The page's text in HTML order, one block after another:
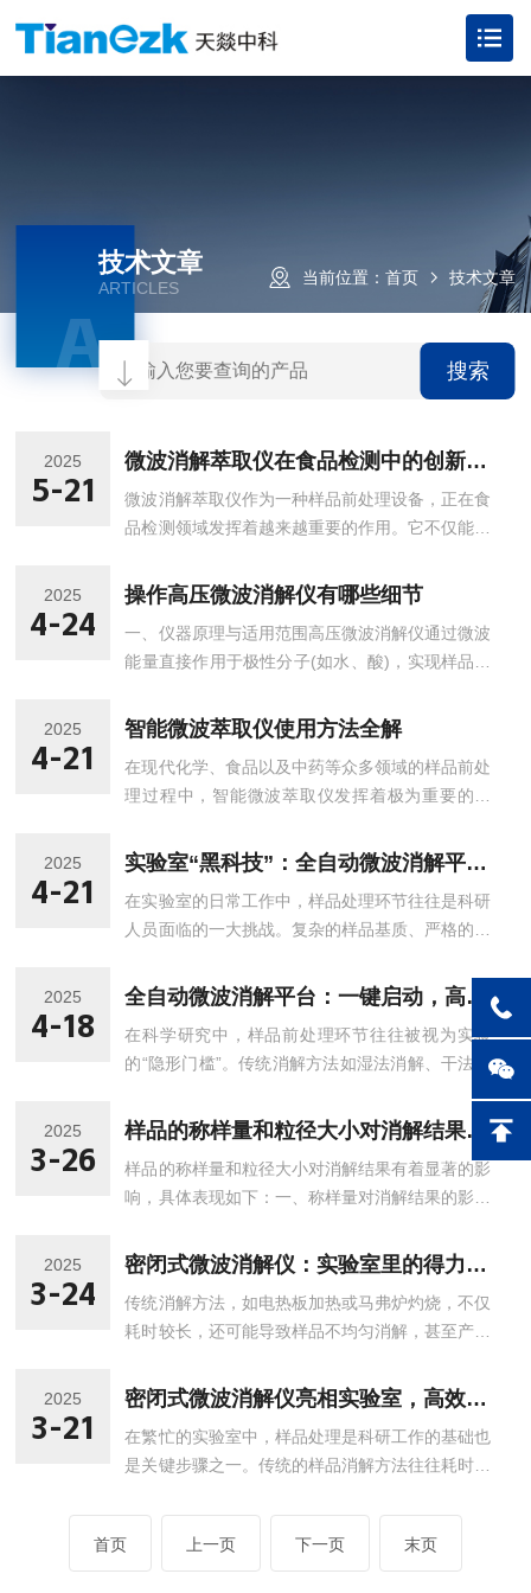
当前位置： 首页 技术文章
A
技术文章
ARTICLES
搜索
2025
5-21
微波消解萃取仪在食品检测中的创新应用
微波消解萃取仪作为一种样品前处理设备，正在食
品检测领域发挥着越来越重要的作用。它不仅能够
和准确性，为食品安全保障提供了有力支持。一、
高温高压条件下迅速分解，从而实现目标成分的高
效提取。与传统的湿法消解和索氏萃取等方法相
消解能够在短时间内完成样品的分解，大大缩短了
样品前处理的时间。例如，传统湿法消解可能需要
数小时甚至更长时间，而微波消解通常只需几分...
2025
4-24
操作高压微波消解仪有哪些细节
一、仪器原理与适用范围高压微波消解仪通过微波
能量直接作用于极性分子(如水、酸)，实现样品快
(如纯水在200℃时饱和蒸气压达1.5MPa)，使难溶
土壤、沉积物、植物、塑料、电子电路板等固体样
品，以及血液、乳液等生物样品的前处理。二、操
转盘/传动装置润滑正常-检查压力/温度传感器校准
标签(有效期内)-验证急停开关、泄压阀功能正常2.
试剂准备-优级纯硝...
2025
4-21
智能微波萃取仪使用方法全解
在现代化学、食品以及中药等众多领域的样品前处
理过程中，智能微波萃取仪发挥着极为重要的作
和分析工作带来了极大的便利。在使用之前，首先
剂要根据待萃取样品的性质来挑选，例如极性样品
可选择极性溶剂，非极性样品则对应非极性溶剂。
产生干扰。将经过粉碎或适当预处理的样品准确称
量后放入萃取罐中，并加入选定的溶剂，一般溶剂
要能浸没样品，以保证萃取效果。接下来是仪器...
2025
4-21
实验室“黑科技”：全自动微波消解平台如何破解样品处理难题
在实验室的日常工作中，样品处理环节往往是科研
人员面临的一大挑战。复杂的样品基质、严格的消
为一项既耗时又费力的工作。然而，随着科技的不
提供了全新的解决方案，成为实验室中的“黑科
技”。一、简化流程，提升效率传统的样品消解方
法往往需要繁琐的步骤和长时间的等待，不仅效率
低下，还容易引入人为误差。而全自动微波消解平
台通过集成化的设计，将样品称量、加酸、消解、
冷却等步骤融为一体，实现了样品处理的全自动...
2025
4-18
全自动微波消解平台：一键启动，高效解锁样品元素分析新路径
在科学研究中，样品前处理环节往往被视为实验
的“隐形门槛”。传统消解方法如湿法消解、干法灰
酸环境导致样品损失或污染，进而影响分析结果的
其“一键启动的智能化设计，为实验室样品元素分
析开辟了一条高效、精准的新路径。1.从繁琐到便
员需手动控制温度、压力、反应时间等多个参数，
稍有不慎便可能前功尽弃。全自动微波消解平台通
过集成化设计，将繁琐的操作流程浓缩为“一键...
2025
3-26
样品的称样量和粒径大小对消解结果有何影响？
样品的称样量和粒径大小对消解结果有着显著的影
响，具体表现如下：一、称样量对消解结果的影响
过消解体系所能承受的最大量时，可能会导致样品
与大量的样品充分反应。例如在微波消解中，过多
的样品可能会吸收大部分微波能量，使得消解环境
液中仍存在未分解的固体颗粒。（2）称样量过
少：称样量过少可能会导致检测结果的不准确。因
为在这种情况下，样品可能无法代表整个批次的...
2025
3-24
密闭式微波消解仪：实验室里的得力助手，让复杂样品消解变得简单高效！
传统消解方法，如电热板加热或马弗炉灼烧，不仅
耗时较长，还可能导致样品不均匀消解，甚至产生
种名为密闭式微波消解仪的先进设备正逐步成为实
复杂样品的消解开辟了新天地。密闭式微波消解
仪，顾名思义，其核心在于“密闭”与“微波”两大特
实验人员的健康，同时也减少了环境污染。而微波
2025
3-21
密闭式微波消解仪亮相实验室，高效安全，让样品处理更轻松！
在繁忙的实验室中，样品处理是科研工作的基础也
是关键步骤之一。传统的样品消解方法往往耗时费
步，密闭式微波消解仪的横空出世，为实验室带来
了革命性的改变。它以其高效、安全的特点，让样
首页 上一页 下一页 末页